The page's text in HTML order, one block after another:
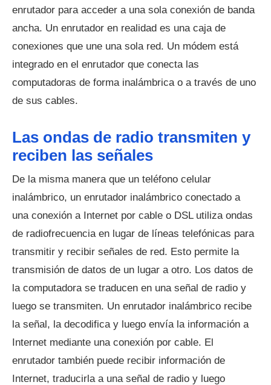
enrutador para acceder a una sola conexión de banda
ancha. Un enrutador en realidad es una caja de
conexiones que une una sola red. Un módem está
integrado en el enrutador que conecta las
computadoras de forma inalámbrica o a través de uno
de sus cables.
Las ondas de radio transmiten y
reciben las señales
De la misma manera que un teléfono celular
inalámbrico, un enrutador inalámbrico conectado a
una conexión a Internet por cable o DSL utiliza ondas
de radiofrecuencia en lugar de líneas telefónicas para
transmitir y recibir señales de red. Esto permite la
transmisión de datos de un lugar a otro. Los datos de
la computadora se traducen en una señal de radio y
luego se transmiten. Un enrutador inalámbrico recibe
la señal, la decodifica y luego envía la información a
Internet mediante una conexión por cable. El
enrutador también puede recibir información de
Internet, traducirla a una señal de radio y luego